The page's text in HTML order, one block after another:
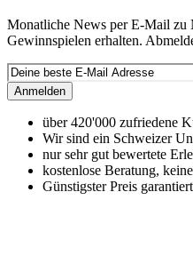
Monatliche News per E-Mail zu
Gewinnspielen erhalten.
Anmelden
über 420'000 zufriedene
Wir sind ein Schweizer
nur sehr gut bewertete
kostenlose Beratung,
Günstigster Preis garantiert